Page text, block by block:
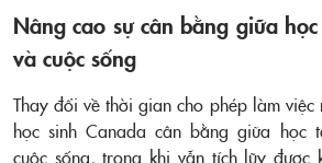
Nâng cao sự cân bằng giữa
và cuộc sống
Thay đổi về thời gian cho phép làm
học sinh Canada cân bằng giữa học
cuộc sống, trong khi vẫn tích lũy được